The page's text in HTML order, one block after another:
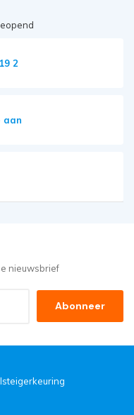
2
aan
nieuwsbrief
Abonneer